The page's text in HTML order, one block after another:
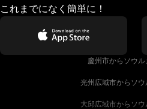
これまでになく簡単に！
慶州市からソウ
光州広域市からソ
大邱広域市からソ